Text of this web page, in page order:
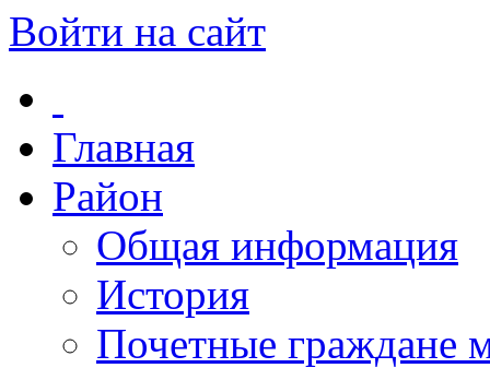
Войти на сайт
Главная
Район
Общая информация
История
Почетные граждане